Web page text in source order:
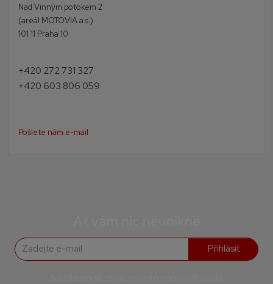
Nad Vinným potokem 2
(areál MOTOVIA a.s.)
101 11 Praha 10
+420 272 731 327
+420 603 806 059
Pošlete nám e-mail
Přihlásit